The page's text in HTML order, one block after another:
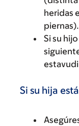
heridas
piernas).
Si su
Si su hija